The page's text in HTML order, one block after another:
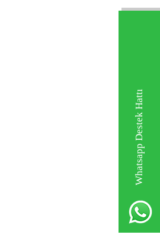
Whatsapp Destek Hattı